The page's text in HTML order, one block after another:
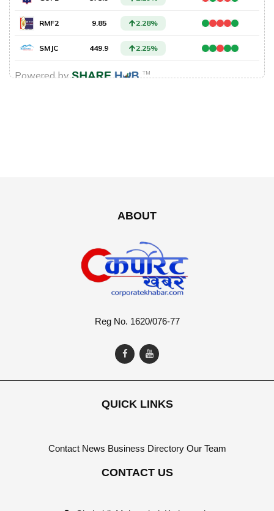
ABOUT
Reg No. 1620/076-77
QUICK LINKS
Contact News Business Directory Our Team
CONTACT US